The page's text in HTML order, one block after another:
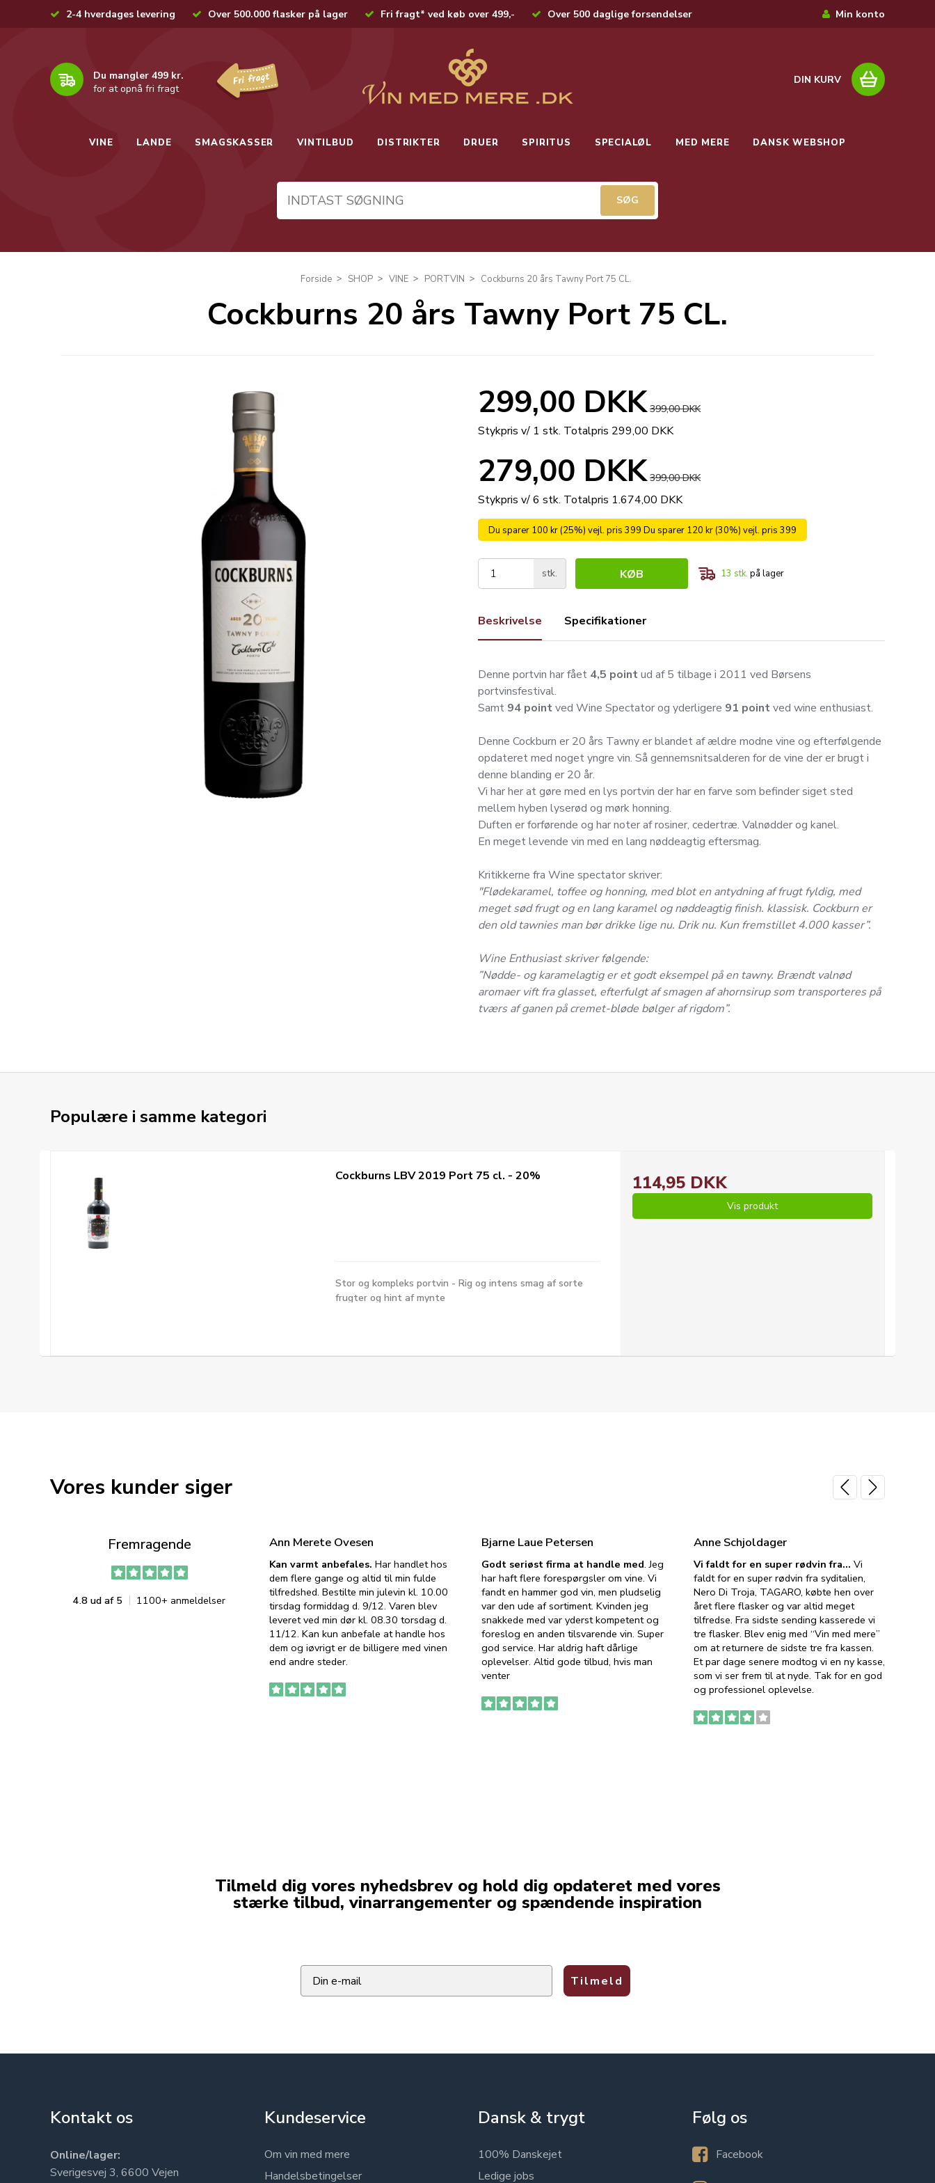
2-4 hverdages levering Over 500.000 flasker på lager Fri fragt* ved køb over 499,- Over 500 daglige forsendelser Min konto
Du mangler 499 kr.
for at opnå fri fragt
DIN KURV
VINE LANDE SMAGSKASSER VINTILBUD DISTRIKTER DRUER SPIRITUS SPECIALØL MED MERE DANSK WEBSHOP
Forside SHOP VINE PORTVIN Cockburns 20 års Tawny Port 75 CL.
Cockburns 20 års Tawny Port 75 CL.
299,00 DKK 399,00 DKK
Stykpris v/ 1 stk. Totalpris 299,00 DKK
279,00 DKK 399,00 DKK
Stykpris v/ 6 stk. Totalpris 1.674,00 DKK
Du sparer 100 kr (25%) vejl. pris 399 Du sparer 120 kr (30%) vejl. pris 399
stk. KØB 13 stk. på lager
Beskrivelse Specifikationer
Denne portvin har fået 4,5 pointud af 5 tilbage i 2011 ved Børsens
portvinsfestival.
Samt 94 pointved Wine Spectator og yderligere 91 pointved wine enthusiast.
Denne Cockburn er 20 års Tawny er blandet af ældre modne vine og efterfølgende
opdateret med noget yngre vin. Så gennemsnitsalderen for de vine der er brugt i
denne blanding er 20 år.
Vi har her at gøre med en lys portvin der har en farve som befinder siget sted
mellem hyben lyserød og mørk honning.
Duften er forførende og har noter af rosiner, cedertræ. Valnødder og kanel.
En meget levende vin med en lang nøddeagtig eftersmag.
Kritikkerne fra Wine spectator skriver:
"Flødekaramel, toffee og honning, med blot en antydning af frugt fyldig, med
meget sød frugt og en lang karamel og nøddeagtig finish. klassisk. Cockburn er
den old tawnies man bør drikke lige nu. Drik nu. Kun fremstillet 4.000 kasser”.
Wine Enthusiast skriver følgende:
”Nødde- og karamelagtig er et godt eksempel på en tawny. Brændt valnød
aromaer vift fra glasset, efterfulgt af smagen af ahornsirup som transporteres på
tværs af ganen på cremet-bløde bølger af rigdom”.
Populære i samme kategori
Cockburns LBV 2019 Port 75 cl. - 20%
Stor og kompleks portvin - Rig og intens smag af sorte
frugter og hint af mynte
114,95 DKK
Vis produkt
Vores kunder siger
Fremragende
4.8 ud af 5 1100+ anmeldelser
Ann Merete Ovesen
Kan varmt anbefales. Har handlet hos
dem flere gange og altid til min fulde
tilfredshed. Bestilte min julevin kl. 10.00
tirsdag formiddag d. 9/12. Varen blev
leveret ved min dør kl. 08.30 torsdag d.
11/12. Kan kun anbefale at handle hos
dem og iøvrigt er de billigere med vinen
end andre steder.
Bjarne Laue Petersen
Godt seriøst firma at handle med. Jeg
har haft flere forespørgsler om vine. Vi
fandt en hammer god vin, men pludselig
var den ude af sortiment. Kvinden jeg
snakkede med var yderst kompetent og
foreslog en anden tilsvarende vin. Super
god service. Har aldrig haft dårlige
oplevelser. Altid gode tilbud, hvis man
venter
Anne Schjoldager
Vi faldt for en super rødvin fra… Vi
faldt for en super rødvin fra syditalien,
Nero Di Troja, TAGARO, købte hen over
året flere flasker og var altid meget
tilfredse. Fra sidste sending kasserede vi
tre flasker. Blev enig med “Vin med mere”
om at returnere de sidste tre fra kassen.
Et par dage senere modtog vi en ny kasse,
som vi ser frem til at nyde. Tak for en god
og professionel oplevelse.
Tilmeld dig vores nyhedsbrev og hold dig opdateret med vores
stærke tilbud, vinarrangementer og spændende inspiration
Email
Tilmeld
Kontakt os
Online/lager:
Sverigesvej 3, 6600 Vejen
Kundeservice
Om vin med mere
Handelsbetingelser
Dansk & trygt
100% Danskejet
Ledige jobs
Følg os
Facebook